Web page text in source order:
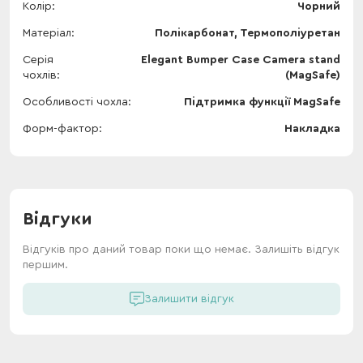
Колір Чорний
Матеріал Полікарбонат, Термополіуретан
Серія
чохлів
Elegant Bumper Case Camera stand
(MagSafe)
Особливості чохла Підтримка функції MagSafe
Форм-фактор Накладка
Відгуки
Відгуків про даний товар поки що немає. Залишіть відгук
першим.
Залишити відгук